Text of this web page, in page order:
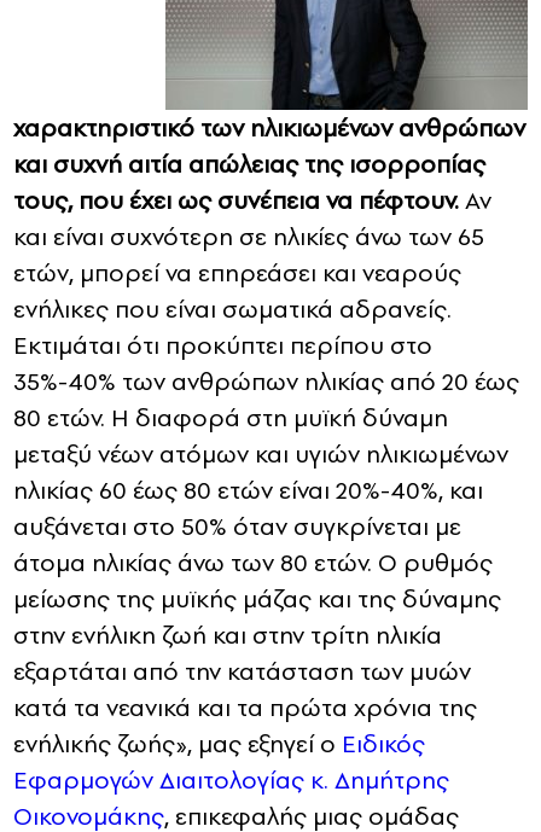
χαρακτηριστικό των ηλικιωμένων ανθρώπων
και συχνή αιτία απώλειας της ισορροπίας
τους, που έχει ως συνέπεια να πέφτουν.Αν
και είναι συχνότερη σε ηλικίες άνω των 65
ετών, μπορεί να επηρεάσει και νεαρούς
ενήλικες που είναι σωματικά αδρανείς.
Εκτιμάται ότι προκύπτει περίπου στο
35%-40% των ανθρώπων ηλικίας από 20 έως
80 ετών. Η διαφορά στη μυϊκή δύναμη
μεταξύ νέων ατόμων και υγιών ηλικιωμένων
ηλικίας 60 έως 80 ετών είναι 20%-40%, και
αυξάνεται στο 50% όταν συγκρίνεται με
άτομα ηλικίας άνω των 80 ετών. Ο ρυθμός
μείωσης της μυϊκής μάζας και της δύναμης
στην ενήλικη ζωή και στην τρίτη ηλικία
εξαρτάται από την κατάσταση των μυών
κατά τα νεανικά και τα πρώτα χρόνια της
ενήλικής ζωής», μας εξηγεί ο Ειδικός
Εφαρμογών Διαιτολογίας κ. Δημήτρης
Οικονομάκης, επικεφαλής μιας ομάδας